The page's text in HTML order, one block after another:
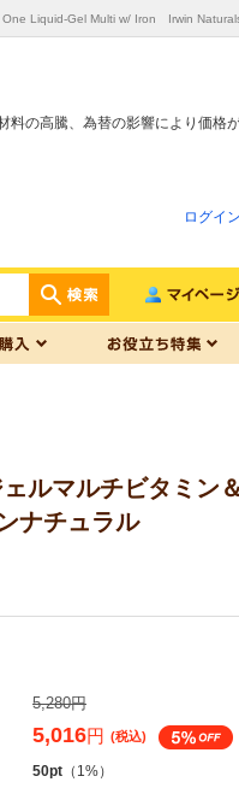
Liquid-Gel Multi w/ Iron Irwin
料の高騰、為替の影響により価格
ログイン
ェルマルチビタミ
ナチュラル
5,280円
5,016円 (税込)
50pt （1%）